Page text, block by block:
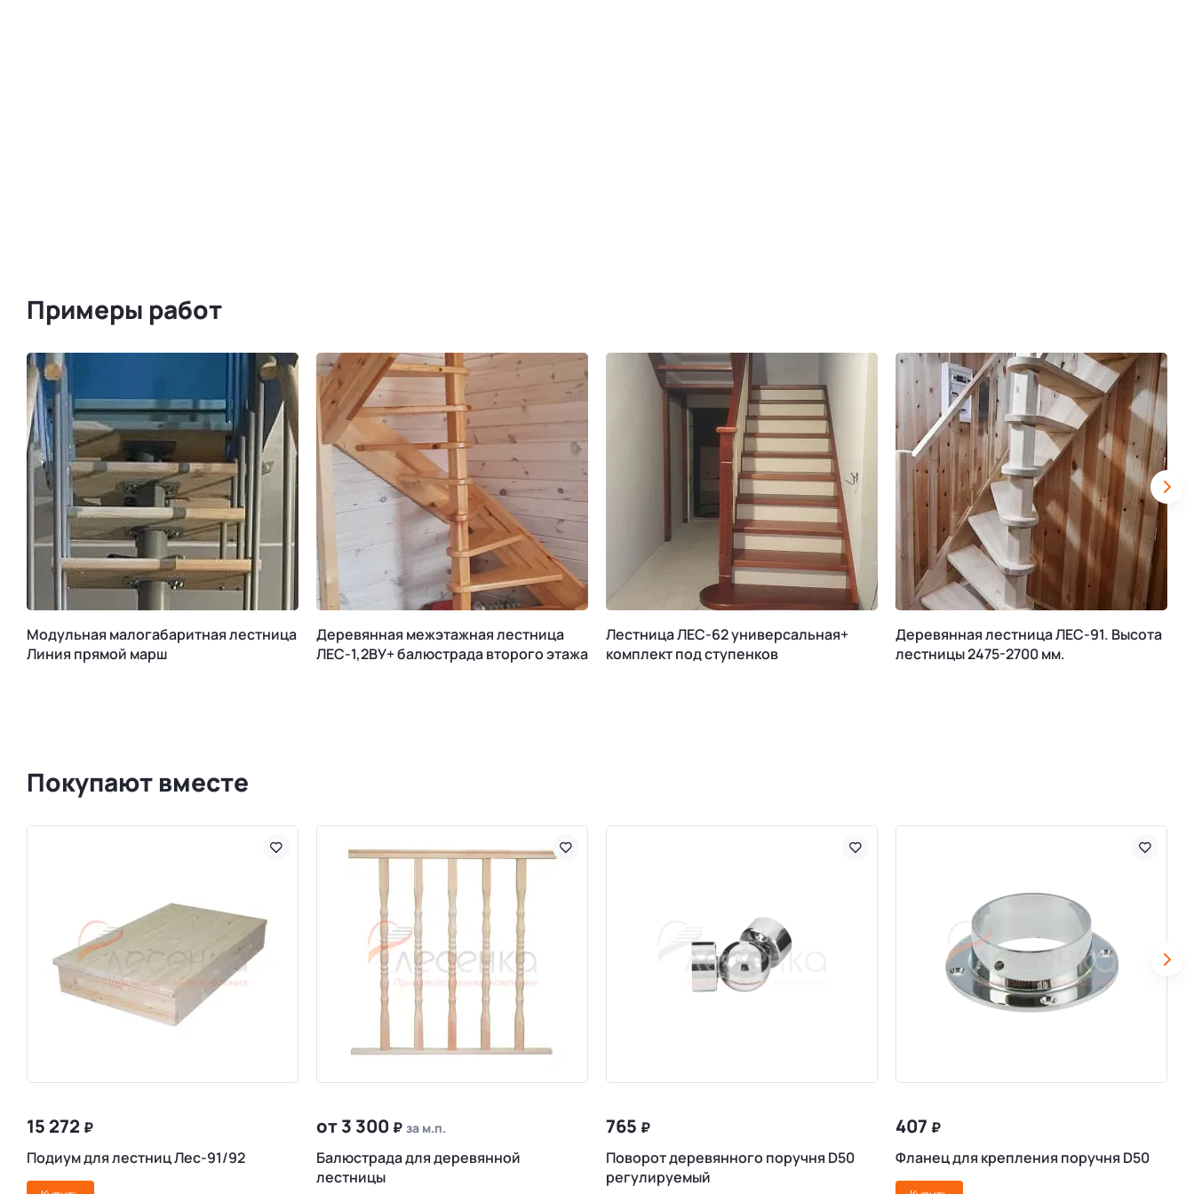
Примеры работ
Модульная малогабаритная лестница
Линия прямой марш
Деревянная межэтажная лестница
ЛЕС-1,2ВУ+ балюстрада второго этажа
Лестница ЛЕС-62 универсальная+
комплект под ступенков
Деревянная лестница ЛЕС-91. Высота
лестницы 2475-2700 мм.
Покупают вместе
15 272 ₽
Подиум для лестниц Лес-91/92
от 3 300 ₽ за м.п.
Балюстрада для деревянной
лестницы
765 ₽
Поворот деревянного поручня D50
регулируемый
407 ₽
Фланец для крепления поручня D50